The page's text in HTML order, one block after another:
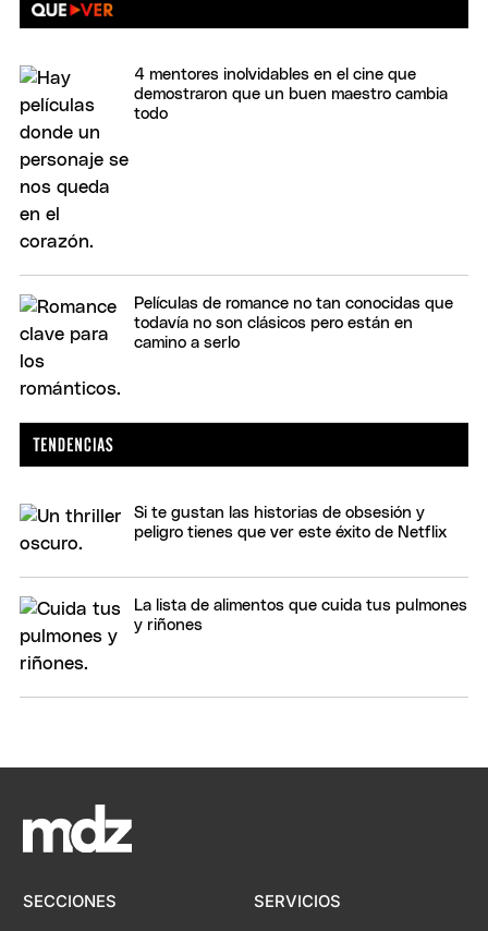
4 mentores inolvidables en el cine que
demostraron que un buen maestro cambia
todo
Películas de romance no tan conocidas que
todavía no son clásicos pero están en
camino a serlo
Si te gustan las historias de obsesión y
peligro tienes que ver este éxito de Netflix
La lista de alimentos que cuida tus pulmones
y riñones
SECCIONES SERVICIOS